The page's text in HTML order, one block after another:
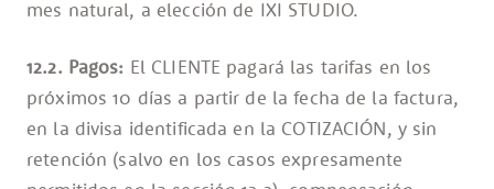
mes natural, a elección de IXI STUDIO.
12.2. Pagos: El CLIENTE pagará las tarifas en los
próximos 10 días a partir de la fecha de la factura,
en la divisa identificada en la COTIZACIÓN, y sin
retención (salvo en los casos expresamente